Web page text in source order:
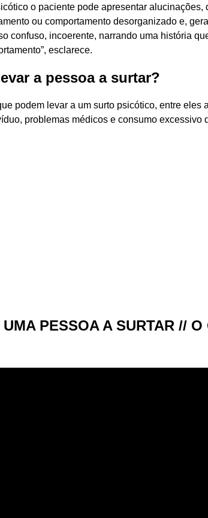
o paciente pode apresentar alucinações,
ou comportamento desorganizado e,
confuso, incoerente, narrando uma história
esclarece.
a pessoa a surtar?
podem levar a um surto psicótico, entre eles
problemas médicos e consumo excessivo
PESSOA A SURTAR // O